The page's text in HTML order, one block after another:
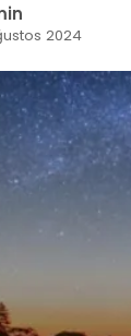
2024